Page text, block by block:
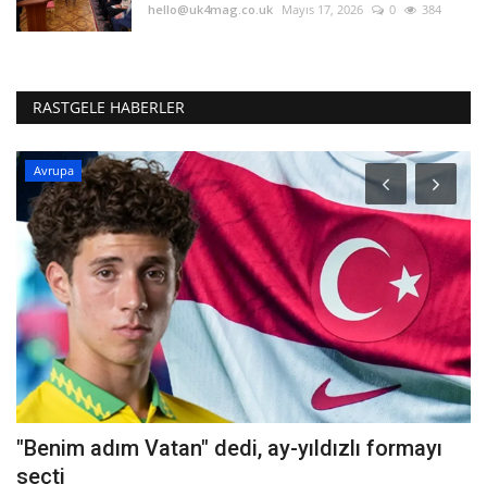
hello@uk4mag.co.uk Mayıs 17, 2026 0 384
RASTGELE HABERLER
Avrupa
"Benim adım Vatan" dedi, ay-yıldızlı formayı
seçti